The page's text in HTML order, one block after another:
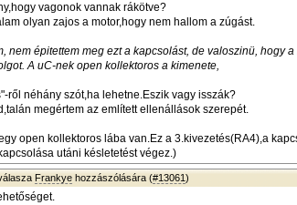
vagonok vannak rákötve?
olyan zajos a motor,hogy nem hallom a zúgást.
nem épitettem meg ezt a kapcsolást, de valoszinü, hogy
A uC-nek open kollektoros a kimenete,
ről néhány szót,ha lehetne.Eszik vagy isszák?
megértem az említett ellenállások szerepét.
open kollektoros lába van.Ez a 3.kivezetés(RA4),a
utáni késletetést végez.)
Frankye hozzászólására (#13061)